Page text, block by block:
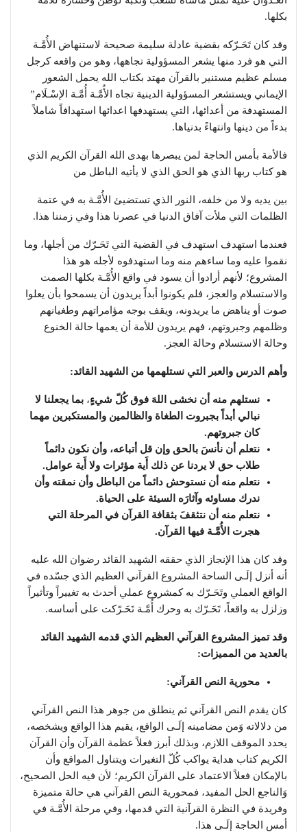
بكلها.
وقد كان تَحَـرّكه بقضية عادلة سليمة صحيحة لاستنهاض الأُمَّـة
التي هو فرد منها يشعر المسؤولية تجاهها، وهو من واقعه كرجل
مسلم عظيم مستنير بالقرآن مهتد بكتاب الله يحمل الشعور
الإيماني ويستشعر المسؤولية الدينية تجاه الأُمَّـة أُمَّـة الإسْـلَام”
المستهدفة من أعدائها، التي يستهدفها اعدائها استهدافاً شاملاً
بدءاً من دينها وانتهاءً بدنياها.
فالأمة بأمس الحاجة لمن يبصرها بهدى الله القرآن الكريم الذي
هو كتاب ربها الذي هو الحق الذي لا يأتيه الباطل من
بين يديه ولا من خلفه، النور الذي تستضيئ الأُمَّـة به في عتمة
الظلمات التي ملأت آفاق الدنيا في عصرنا هذا وفي زمننا هذا.
فعندما استهدف استهدف في القضية التي تَحَـرّك من أجلها، وما
نقموا عليه وما ساءهم منه وما استهدفوه لأجله هو هذا
المشروع؛ لأنهم أرادوا أن يسود في واقع الأُمَّـة بكلها الصمت
والاستسلام والعجز، فلم يكونوا أبداً يريدون أن يسمحوا بأن يعلوا
صوت أو يناهض ما يريدونه، ويقف بوجه مؤامراتهم وطغيانهم
وظلمهم وجبروتهم، فهم يريدون للأمة أن يعمها حالة الخنوع
وحالة الاستسلام وحالة العجز.
وأهم الدرس والعبر التي نستلهمها من الشهيد القائد:
نستلهم منه أن نخشى اللهَ فوق كُلّ شيءٍ، بما يجعلنا لا
نبالي أبداً بجبروت الطغاة والظالمين والمستكبرين مهما
كان جبروتهم.
نتعلم أن نأنسَ بالحق وإن قل أتباعه، وأن نكون دائماً
طلاب حق لا يردنا عن ذلك أَية مؤثرات ولا أَية عوامل.
نتعلم منه أن نستوحش دائماً من الباطل وأن نمقته وأن
ندرك مساوئه وآثارَه السيئة على الحياة.
نتعلم منه أن نتثقفَ بثقافة القرآن في المرحلة التي
هجرت الأُمَّـة فيها القرآن.
وقد كان هذا الإنجاز الذي حققه الشهيد القائد رضوان الله عليه
أنه أنزل إلَـى الساحة المشروع القرآني العظيم الذي جسّده في
الواقع العملي وتَحَـرّك به كمشروع عملي أحدث به تغييراً وتأثيراً
وزلزل به واقعاً، تَحَـرّك به وحرك أُمَّـة تَحَـرّكت على أساسه.
وقد تميز المشروع القرآني العظيم الذي قدمه الشهيد القائد
بالعديد من المميزات:
محورية النص القرآني:
كان يقدم النص القرآني ثم ينطلق من جوهر هذا النص القرآني
من دلالاته وَمن مضامينه إلَـى الواقع، يقيم هذا الواقع ويشخصه،
يحدد الموقف اللازم، وبذلك أبرز فعلاً عظمة القرآن وأن القرآن
الكريم كتاب هداية يواكب كُلّ التغيرات ويتناول المواقع وأن
بالإمكان فعلاً الاعتماد على القرآن الكريم؛ لأن فيه الحل الصحيح،
وَالناجع الحل المفيد، فمحورية النص القرآني هي حالة متميزة
وفريدة في النظرة القرآنية التي قدمها، وفي مرحلة الأُمَّـة في
أمس الحاجة إلَـى هذا.